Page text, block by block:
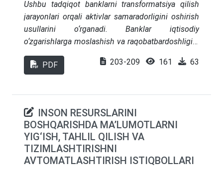
Ushbu tadqiqot banklarni transformatsiya qilish
jarayonlari orqali aktivlar samaradorligini oshirish
usullarini o‘rganadi. Banklar iqtisodiy
o‘zgarishlarga moslashish va raqobatbardoshligini
saqlab qolish uchun transformatsiya jarayonlarini
amalga oshirishlari zarur. Tadqiqotda banklarning
PDF 203-209 161 63
INSON RESURSLARINI
BOSHQARISHDA MA’LUMOTLARNI
YIG‘ISH, TAHLIL QILISH VA
TIZIMLASHTIRISHNI
AVTOMATLASHTIRISH ISTIQBOLLARI